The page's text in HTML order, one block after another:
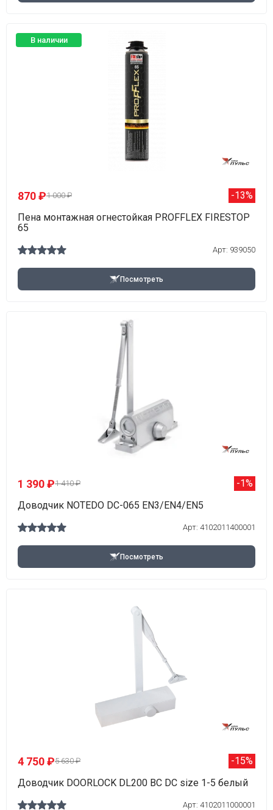
В наличии
870 ₽1 000 ₽
-13%
Пена монтажная огнестойкая PROFFLEX FIRESTOP
65
Арт: 939050
Посмотреть
1 390 ₽1 410 ₽
-1%
Доводчик NOTEDO DC-065 EN3/EN4/EN5
Арт: 4102011400001
Посмотреть
4 750 ₽5 630 ₽
-15%
Доводчик DOORLOCK DL200 BC DC size 1-5 белый
Арт: 4102011000001